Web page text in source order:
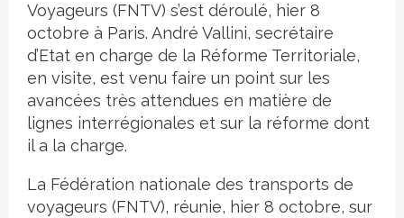
Voyageurs (FNTV) s’est déroulé, hier 8
octobre à Paris. André Vallini, secrétaire
d’Etat en charge de la Réforme Territoriale,
en visite, est venu faire un point sur les
avancées très attendues en matière de
lignes interrégionales et sur la réforme dont
il a la charge.
La Fédération nationale des transports de
voyageurs (FNTV), réunie, hier 8 octobre, sur